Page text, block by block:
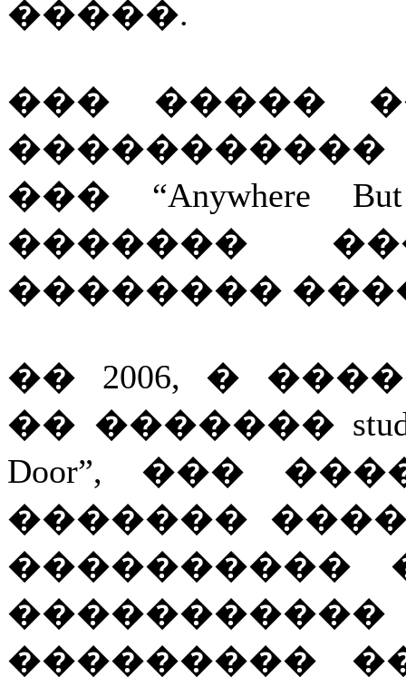
�����.
��� �����
�����������
��� “Anywhere
�������
��������
�� 2006, �
�� ������� studio
Door”, ���
�������
����������
���������